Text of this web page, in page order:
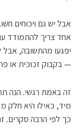
אבל יש גם ויכוחים
אחד צריך להתמודד
יפגעו מהתשובה, אבל
— בקבוק זכוכית או
זה באמת רגשי. הנה
מיד, כאילו היא חלק
כך לפי הרבה סקרים.